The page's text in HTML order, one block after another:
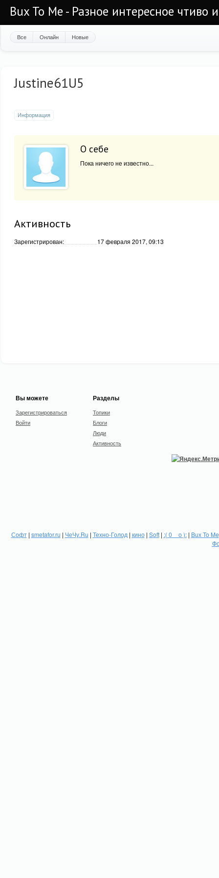
Bux To Me - Разное интересное чтиво
Все Онлайн Новые
Justine61U5
Информация
О себе
Пока ничего не известно...
Активность
Зарегистрирован: 17 февраля 2017, 09:13
Вы можете
Зарегистрироваться
Войти
Разделы
Топики
Блоги
Люди
Активность
Софт| smetafor.ru | ЧеЧу.Ru | Техно-Голод | кино| Soft| :( 0 _ о ):| Bux To Me